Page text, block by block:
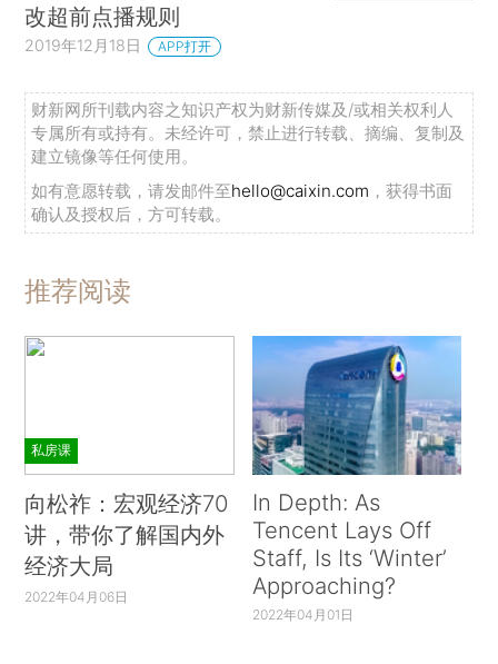
改超前点播规则
2019年12月18日 APP打开
财新网所刊载内容之知识产权为财新传媒及/或相关权利人
专属所有或持有。未经许可，禁止进行转载、摘编、复制及
建立镜像等任何使用。
如有意愿转载，请发邮件至hello@caixin.com ，获得书面
确认及授权后，方可转载。
推荐阅读
私房课
向松祚：宏观经济70
讲，带你了解国内外
经济大局
2022年04月06日
In Depth: As
Tencent Lays Off
Staff, Is Its ‘Winter’
Approaching?
2022年04月01日